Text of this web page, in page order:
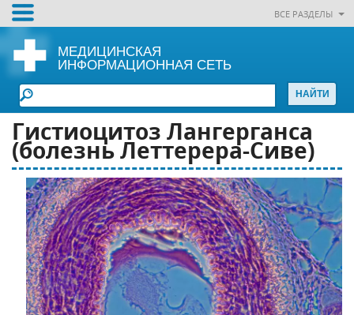
ВСЕ РАЗДЕЛЫ
МЕДИЦИНСКАЯ
ИНФОРМАЦИОННАЯ СЕТЬ
Гистиоцитоз Лангерганса
(болезнь Леттерера-Сиве)